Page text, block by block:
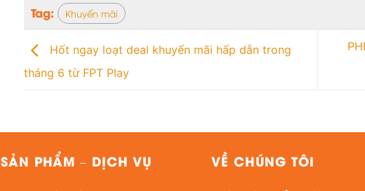
Tag: Khuyến mãi
Hốt ngay loạt deal khuyến mãi hấp dẫn trong
tháng 6 từ FPT Play
SẢN PHẨM – DỊCH VỤ VỀ CHÚNG TÔI